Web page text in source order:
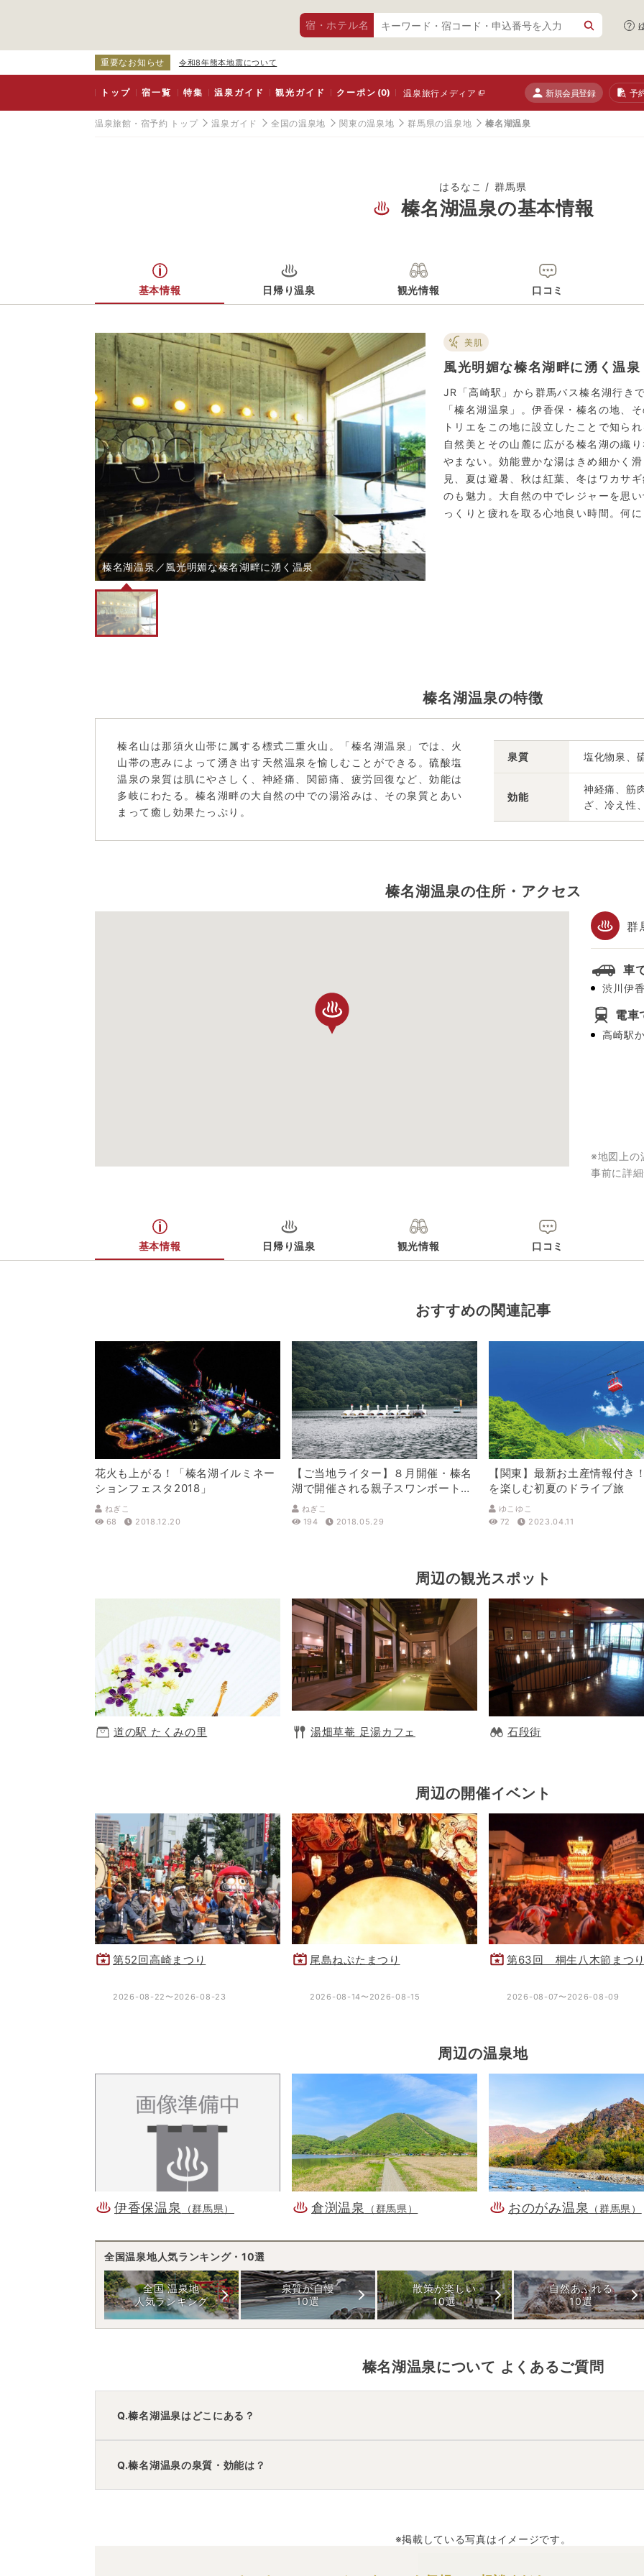
宿・ホテル名
重要なお知らせ 令和8年熊本地震について
トップ 宿一覧 特集 温泉ガイド 観光ガイド クーポン(0) 温泉旅行メディア 新規会員登録 予
温泉旅館・宿予約 トップ 温泉ガイド 全国の温泉地 関東の温泉地 群馬県の温泉地 榛名湖温泉
はるなこ 群馬県
榛名湖温泉の基本情報
基本情報 日帰り温泉 観光情報 口コミ
榛名湖温泉／風光明媚な榛名湖畔に湧く温泉
美肌
風光明媚な榛名湖畔に湧く温泉
JR「高崎駅」から群馬バス榛名湖行き
「榛名湖温泉」。伊香保・榛名の地、
トリエをこの地に設立したことで知ら
自然美とその山麓に広がる榛名湖の織
やまない。効能豊かな湯はきめ細かく
見、夏は避暑、秋は紅葉、冬はワカサ
のも魅力。大自然の中でレジャーを思
っくりと疲れを取る心地良い時間。何
榛名湖温泉の特徴
榛名山は那須火山帯に属する標式二重火山。「榛名湖温泉」では、火
山帯の恵みによって湧き出す天然温泉を愉しむことができる。硫酸塩
温泉の泉質は肌にやさしく、神経痛、関節痛、疲労回復など、効能は
多岐にわたる。榛名湖畔の大自然の中での湯浴みは、その泉質とあい
まって癒し効果たっぷり。
泉質 塩化物泉、
効能
神経痛、筋
ざ、冷え性
榛名湖温泉の住所・アクセス
群
車
渋川伊
電車
高崎駅
※地図上の
事前に詳
基本情報 日帰り温泉 観光情報 口コミ
おすすめの関連記事
花火も上がる！「榛名湖イルミネー
ションフェスタ2018」
ねぎこ
68
2018.12.20
【ご当地ライター】８月開催・榛名
湖で開催される親子スワンボートレ
ースが面白い！
ねぎこ
194
2018.05.29
【関東】最新お土産情報付き
を楽しむ初夏のドライブ旅
ゆこゆこ
72
2023.04.11
周辺の観光スポット
道の駅 たくみの里 湯畑草菴 足湯カフェ 石段街
周辺の開催イベント
第52回高崎まつり
2026-08-22〜2026-08-23
尾島ねぷたまつり
2026-08-14〜2026-08-15
第63回 桐生八木節まつ
2026-08-07〜2026-08-09
周辺の温泉地
伊香保温泉 （群馬県） 倉渕温泉 （群馬県） おのがみ温泉 （群馬県）
全国温泉地人気ランキング・10選
全国 温泉地
人気ランキング
泉質が自慢
10選
散策が楽しい
10選
自然あふれる
10選
榛名湖温泉について よくあるご質問
Q.榛名湖温泉はどこにある？
A.榛名湖温泉 は、群馬県高崎市榛名湖町
車でお越しの方は、渋川伊香保ICから車で約40分。
電車でお越しの方は、高崎駅からバスで約90分。
Q.榛名湖温泉の泉質・効能は？
※掲載している写真はイメージです。